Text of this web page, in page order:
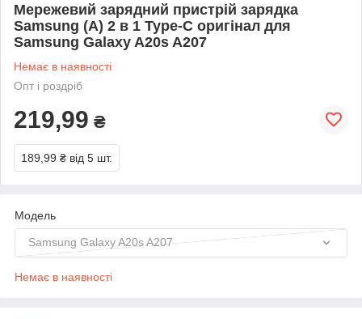
Мережевий зарядний пристрій зарядка
Samsung (A) 2 в 1 Type-C оригінал для
Samsung Galaxy A20s A207
Немає в наявності
Опт і роздріб
219,99 ₴
189,99 ₴ від 5 шт.
Модель
Samsung Galaxy A20s A207
Немає в наявності